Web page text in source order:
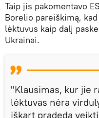
Taip jis pakomentavo
Borelio pareiškimą,
lėktuvus kaip dalį
Ukrainai.
"Klausimas, kur jie
lėktuvas nėra
iškart pradeda